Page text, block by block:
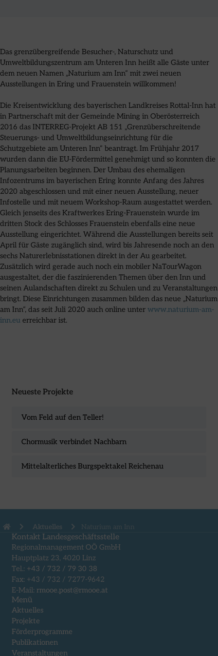
Das grenzübergreifende Besucher-, Naturschutz und
Umweltbildungszentrum am Unteren Inn heißt alle Gäste unter
dem neuen Namen „Naturium am Inn“ mit zwei neuen
Ausstellungen in Ering und Frauenstein willkommen!
Die Kreisentwicklung des bayerischen Landkreises Rottal-Inn hat
in Partnerschaft mit der Gemeinde Mining in Oberösterreich
2016 das INTERREG-Projekt AB 151 „Grenzüberschreitende
Steuerungs- und Umweltbildungseinrichtung für die
Schutzgebiete am Unteren Inn“ beantragt. Im Frühjahr 2017
wurden dann die EU-Fördermittel genehmigt und so konnten die
Planungsarbeiten beginnen. Der Umbau des ehemaligen
Infozentrums im bayerischen Ering konnte Anfang des Jahres
2020 abgeschlossen und mit einer neuen Ausstellung, neuer
Infostelle und mit neuem Workshop-Raum ausgestattet werden.
Gleich jenseits des Kraftwerkes Ering-Frauenstein wurde im
dritten Stock des Schlosses Frauenstein ebenfalls eine neue
Ausstellung eingerichtet. Während die Ausstellungen bereits seit
April für Gäste zugänglich sind, wird bis Jahresende noch an den
sechs Naturerlebnisstationen direkt in der Au gearbeitet.
Zusätzlich wird gerade auch noch ein mobiler NaTourWagon
ausgestaltet, der die faszinierenden Themen über den Inn und
seinen Aulandschaften direkt zu Schulen und zu Veranstaltungen
bringt. Diese Einrichtungen zusammen bilden das neue „Naturium
am Inn“, das seit Juli 2020 auch online unter www.naturium-am-
inn.eu erreichbar ist.
Neueste Projekte
Vom Feld auf den Teller!
Chormusik verbindet Nachbarn
Mittelalterliches Burgspektakel Reichenau
Aktuelles Naturium am Inn
Kontakt Landesgeschäftsstelle
Regionalmanagement OÖ GmbH
Hauptplatz 23, 4020 Linz
Tel.: +43 / 732 / 79 30 38
Fax: +43 / 732 / 7277-9642
E-Mail: rmooe.post@rmooe.at
Menü
Aktuelles
Projekte
Förderprogramme
Publikationen
Veranstaltungen